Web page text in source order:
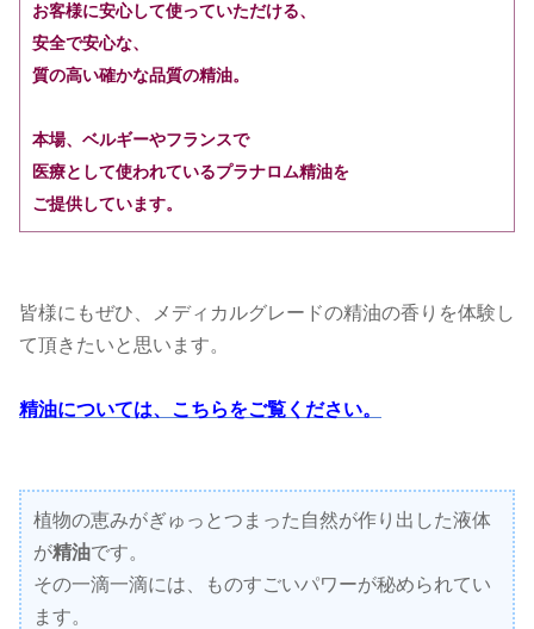
お客様に安心して使っていただける、
安全で安心な、
質の高い確かな品質の精油。
本場、ベルギーやフランスで
医療として使われているプラナロム精油を
ご提供しています。
皆様にもぜひ、メディカルグレードの精油の香りを体験し
て頂きたいと思います。
精油については、こちらをご覧ください。
植物の恵みがぎゅっとつまった自然が作り出した液体
が精油です。
その一滴一滴には、ものすごいパワーが秘められてい
ます。